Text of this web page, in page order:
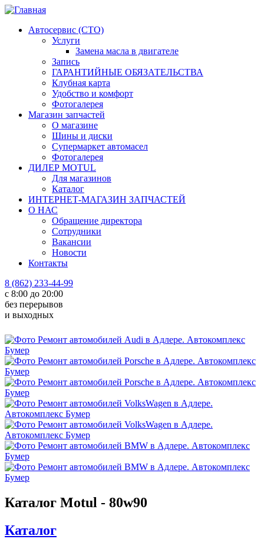
Автосервис (СТО)
Услуги
Замена масла в двигателе
Запись
ГАРАНТИЙНЫЕ ОБЯЗАТЕЛЬСТВА
Клубная карта
Удобство и комфорт
Фотогалерея
Магазин запчастей
О магазине
Шины и диски
Супермаркет автомасел
Фотогалерея
ДИЛЕР MOTUL
Для магазинов
Каталог
ИНТЕРНЕТ-МАГАЗИН ЗАПЧАСТЕЙ
О НАС
Обращение директора
Сотрудники
Вакансии
Новости
Контакты
8 (862) 233-44-99
с 8:00 до 20:00
без перерывов
и выходных
Каталог Motul - 80w90
Каталог